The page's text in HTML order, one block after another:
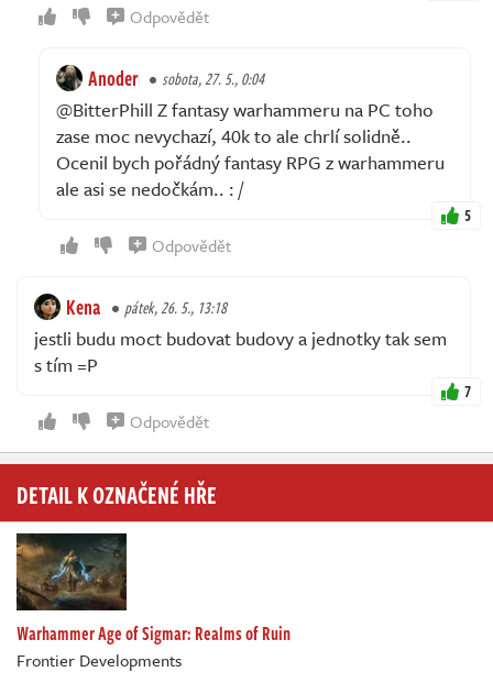
Odpovědět
Anoder sobota, 27. 5., 0:04
@BitterPhill Z fantasy warhammeru na PC toho
zase moc nevychazí, 40k to ale chrlí solidně..
Ocenil bych pořádný fantasy RPG z warhammeru
ale asi se nedočkám.. : /
5
Odpovědět
Kena pátek, 26. 5., 13:18
jestli budu moct budovat budovy a jednotky tak sem
s tím =P
7
Odpovědět
DETAIL K OZNAČENÉ HŘE
Warhammer Age of Sigmar: Realms of Ruin
Frontier Developments